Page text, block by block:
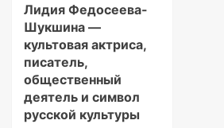
Лидия Федосеева-
Шукшина —
культовая актриса,
писатель,
общественный
деятель и символ
русской культуры